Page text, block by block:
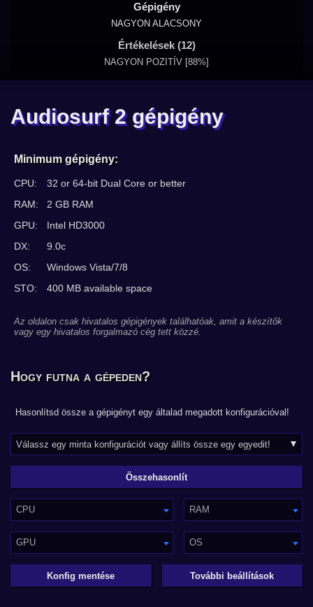
Gépigény
NAGYON ALACSONY
Értékelések (12)
NAGYON POZITÍV [88%]
Audiosurf 2 gépigény
Minimum gépigény:
CPU:
32 or 64-bit Dual Core or better
RAM:
2 GB RAM
GPU:
Intel HD3000
DX:
9.0c
OS:
Windows Vista/7/8
STO:
400 MB available space
Az oldalon csak hivatalos gépigények találhatóak, amit a készítők
vagy egy hivatalos forgalmazó cég tett közzé.
Hogy futna a gépeden?
Hasonlítsd össze a gépigényt egy általad megadott konfigurációval!
CPU RAM
GPU OS
Konfig mentése További beállítások